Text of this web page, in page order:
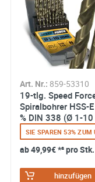
Ihre Anschrift
Firma:
Name*:
e-mail*:
*
Ich
und
können Ihre
widerrufen.
Nutzerdaten
Art. Nr.: 859-53310
19-tlg. Speed
Spiralbohrer HSS-
% DIN 338 (Ø 1-
SIE SPAREN 53% ZUM
ab49,99€*² pro Stk.
hinzufügen